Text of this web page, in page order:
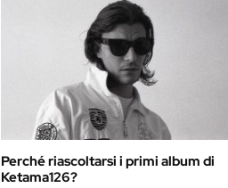
Perché riascoltarsi i primi album di
Ketama126?